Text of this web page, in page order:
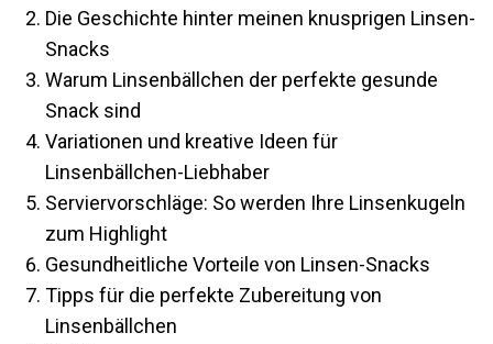
Die Geschichte hinter meinen knusprigen Linsen-
Snacks
Warum Linsenbällchen der perfekte gesunde
Snack sind
Variationen und kreative Ideen für
Linsenbällchen-Liebhaber
Serviervorschläge: So werden Ihre Linsenkugeln
zum Highlight
Gesundheitliche Vorteile von Linsen-Snacks
Tipps für die perfekte Zubereitung von
Linsenbällchen